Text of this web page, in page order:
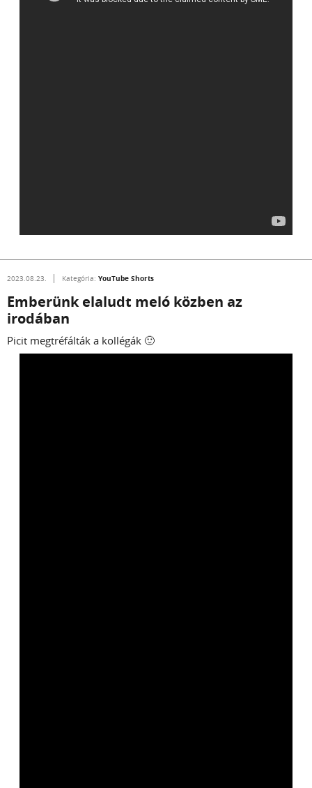
2023.08.23. Kategória: YouTube Shorts
Emberünk elaludt meló közben az
irodában
Picit megtréfálták a kollégák 🙂